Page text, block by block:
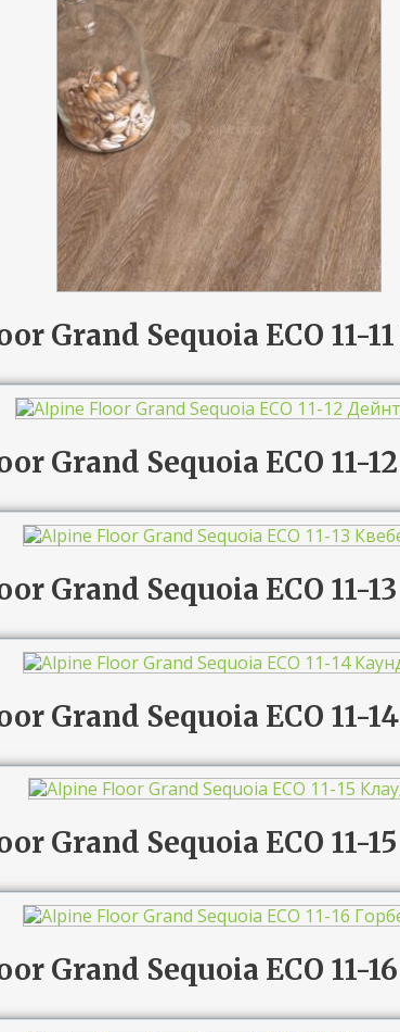
Grand Sequoia ECO 11-
Grand Sequoia ECO 11-
Grand Sequoia ECO 11-
Grand Sequoia ECO 11-
Grand Sequoia ECO 11-
Grand Sequoia ECO 11-